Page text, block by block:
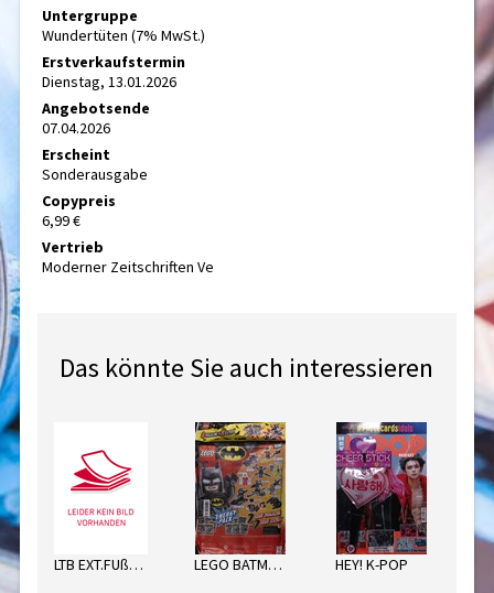
Untergruppe
Wundertüten (7% MwSt.)
Erstverkaufstermin
Dienstag, 13.01.2026
Angebotsende
07.04.2026
Erscheint
Sonderausgabe
Copypreis
6,99 €
Vertrieb
Moderner Zeitschriften Ve
Das könnte Sie auch interessieren
LTB EXT.FUßBALL SORT. LEGO BATMAN ENERGY PACK HEY! K-POP